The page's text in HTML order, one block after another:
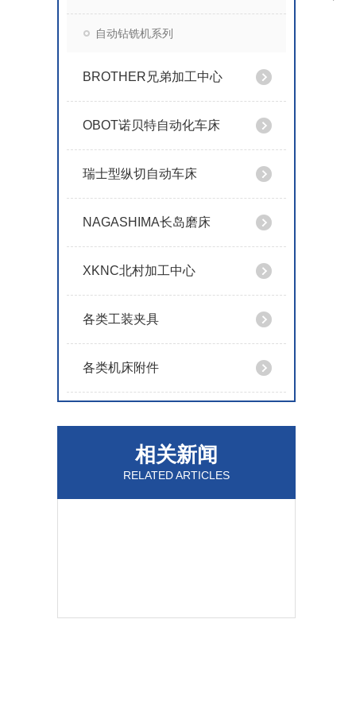
自动钻铣机系列
BROTHER兄弟加工中心
OBOT诺贝特自动化车床
瑞士型纵切自动车床
NAGASHIMA长岛磨床
XKNC北村加工中心
各类工装夹具
各类机床附件
相关新闻
RELATED ARTICLES